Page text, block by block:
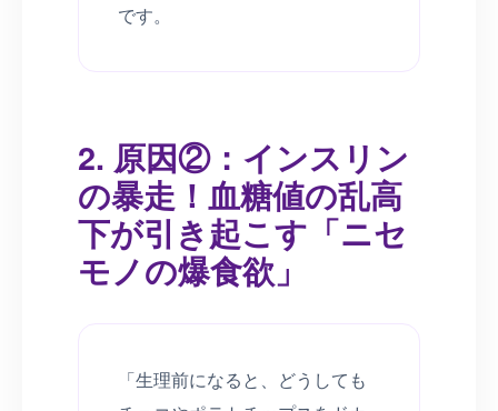
です。
2. 原因②：インスリン
の暴走！血糖値の乱高
下が引き起こす「ニセ
モノの爆食欲」
「生理前になると、どうしても